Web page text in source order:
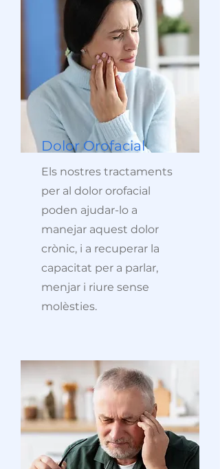
Dolor Orofacial
Els nostres tractaments
per al dolor orofacial
poden ajudar-lo a
manejar aquest dolor
crònic, i a recuperar la
capacitat per a parlar,
menjar i riure sense
molèsties.